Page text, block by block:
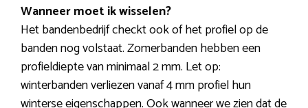
Wanneer moet ik wisselen?
Het bandenbedrijf checkt ook of het profiel op de
banden nog volstaat. Zomerbanden hebben een
profieldiepte van minimaal 2 mm. Let op:
winterbanden verliezen vanaf 4 mm profiel hun
winterse eigenschappen. Ook wanneer we zien dat de